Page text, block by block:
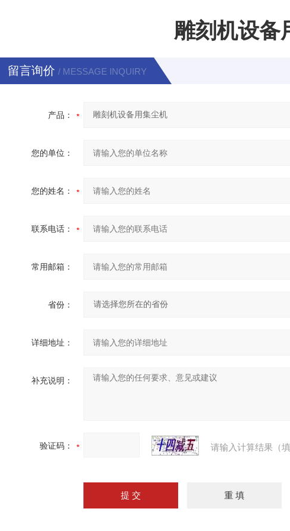
雕刻机设备
留言询价 / MESSAGE INQUIRY
产品：
您的单位：
您的姓名：
联系电话：
常用邮箱：
省份：
详细地址：
补充说明：
验证码： 请输入计算结果（